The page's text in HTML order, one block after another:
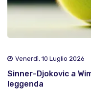
Venerdì, 10 Luglio 2026
Sinner-Djokovic a
leggenda